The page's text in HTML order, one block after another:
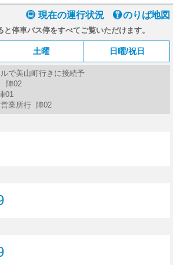
現在の運行状況 のりば地図
停車バス停をすべてご覧いただけます。
土曜 日曜/祝日
で美山町行きに接続予
01
業所行 陣02